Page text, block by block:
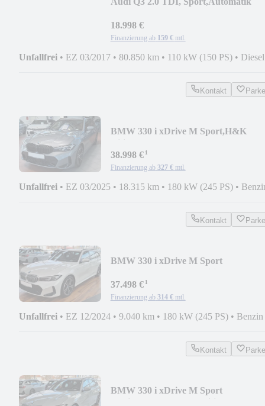
18.998 €
Finanzierung ab 159 € mtl.
Unfallfrei • EZ 03/2017 • 80.850 km • 110 kW (150 PS) • Diesel
Kontakt
BMW 330 i xDrive M Sport,H&K
38.998 €¹
Finanzierung ab 327 € mtl.
Unfallfrei • EZ 03/2025 • 18.315 km • 180 kW (245 PS) •
Kontakt
BMW 330 i xDrive M Sport
37.498 €¹
Finanzierung ab 314 € mtl.
Unfallfrei • EZ 12/2024 • 9.040 km • 180 kW (245 PS) • Benzin
Kontakt
BMW 330 i xDrive M Sport